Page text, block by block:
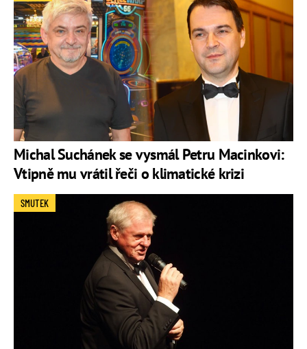
Michal Suchánek se vysmál Petru Macinkovi:
Vtipně mu vrátil řeči o klimatické krizi
SMUTEK